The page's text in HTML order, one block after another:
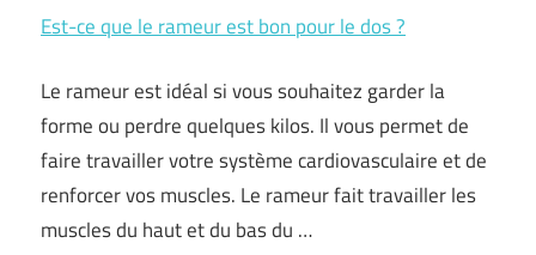
Est-ce que le rameur est bon pour le dos ?
Le rameur est idéal si vous souhaitez garder la
forme ou perdre quelques kilos. Il vous permet de
faire travailler votre système cardiovasculaire et de
renforcer vos muscles. Le rameur fait travailler les
muscles du haut et du bas du …